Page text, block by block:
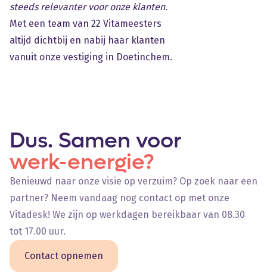
steeds relevanter voor onze klanten.
Met een team van 22 Vitameesters
altijd dichtbij en nabij haar klanten
vanuit onze vestiging in Doetinchem.
Dus. Samen voor
werk-energie?
Benieuwd naar onze visie op verzuim? Op zoek naar een
partner? Neem vandaag nog contact op met onze
Vitadesk! We zijn op werkdagen bereikbaar van 08.30
tot 17.00 uur.
Contact opnemen